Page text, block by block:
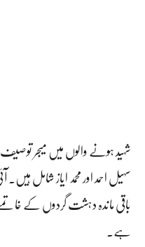
شہید ہونے والوں میں میجر
سہیل احمد اور محمد ایاز شامل
باقی ماندہ دہشت گردوں کے
ہے۔